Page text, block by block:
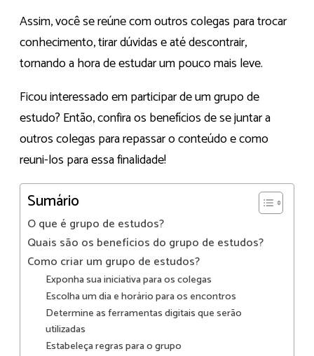
Assim, você se reúne com outros colegas para trocar
conhecimento, tirar dúvidas e até descontrair,
tornando a hora de estudar um pouco mais leve.
Ficou interessado em participar de um grupo de
estudo? Então, confira os benefícios de se juntar a
outros colegas para repassar o conteúdo e como
reuni-los para essa finalidade!
Sumário
O que é grupo de estudos?
Quais são os benefícios do grupo de estudos?
Como criar um grupo de estudos?
Exponha sua iniciativa para os colegas
Escolha um dia e horário para os encontros
Determine as ferramentas digitais que serão
utilizadas
Estabeleça regras para o grupo